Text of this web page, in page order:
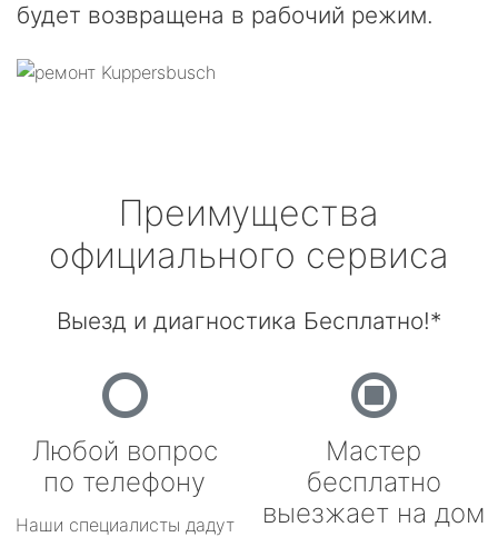
будет возвращена в рабочий режим.
Преимущества
официального сервиса
Выезд и диагностика Бесплатно!*
Любой вопрос
по телефону
Наши специалисты дадут
Мастер
бесплатно
выезжает на дом